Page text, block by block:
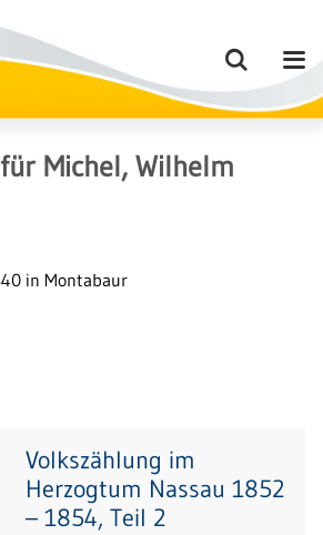
für Michel, Wilhelm
in Montabaur
Volkszählung im
Herzogtum Nassau 1852
– 1854, Teil 2